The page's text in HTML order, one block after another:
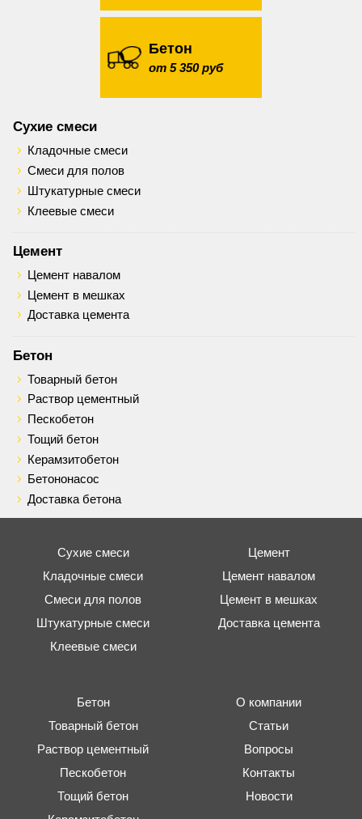
Бетон
от 5 350 руб
Сухие смеси
Кладочные смеси
Смеси для полов
Штукатурные смеси
Клеевые смеси
Цемент
Цемент навалом
Цемент в мешках
Доставка цемента
Бетон
Товарный бетон
Раствор цементный
Пескобетон
Тощий бетон
Керамзитобетон
Бетононасос
Доставка бетона
Сухие смеси
Кладочные смеси
Смеси для полов
Штукатурные смеси
Клеевые смеси
Цемент
Цемент навалом
Цемент в мешках
Доставка цемента
Бетон
Товарный бетон
Раствор цементный
Пескобетон
Тощий бетон
О компании
Статьи
Вопросы
Контакты
Новости